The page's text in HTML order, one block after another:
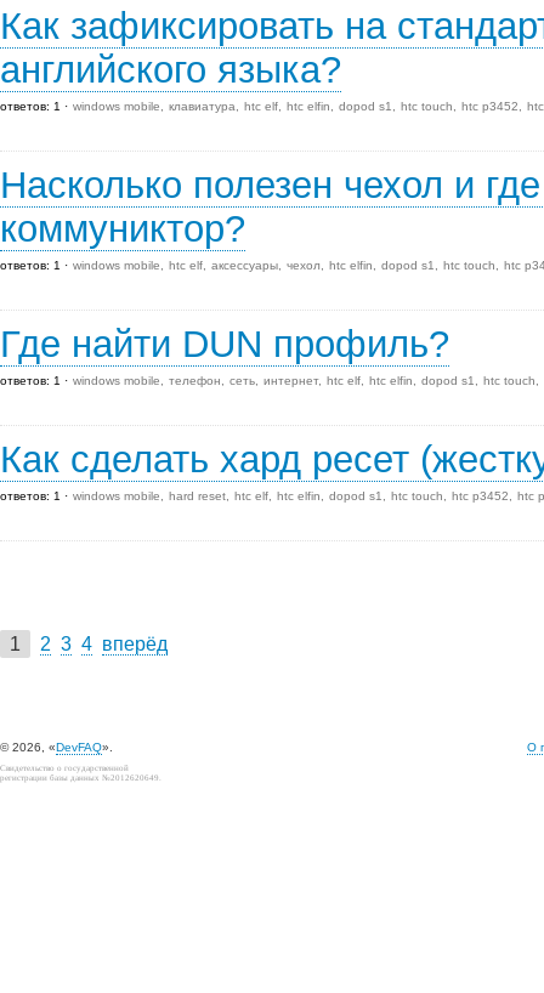
Как зафиксировать на
английского языка?
ответов: 1 windows mobile клавиатура htc elf htc elfin dopod s1 htc touch htc p3452
Насколько полезен чехол и
коммуниктор?
ответов: 1 windows mobile htc elf аксессуары чехол htc elfin dopod s1 htc touch htc
Где найти DUN профиль?
ответов: 1 windows mobile телефон сеть интернет htc elf htc elfin dopod s1 htc touch
Как сделать хард ресет
ответов: 1 windows mobile hard reset htc elf htc elfin dopod s1 htc touch htc p3452 htc
1 2 3 4 вперёд
© 2026, «DevFAQ». О
Свидетельство о государственной
регистрации базы данных №2012620649.